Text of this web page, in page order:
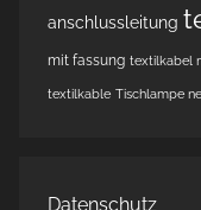
anschlussleitung
mit fassung textilkabel
textilkable Tischlampe
Datenschutz